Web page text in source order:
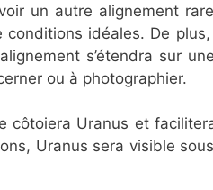
un autre alignement
idéales. De
s’étendra sur
ou à photographier.
Uranus et
Uranus sera visible